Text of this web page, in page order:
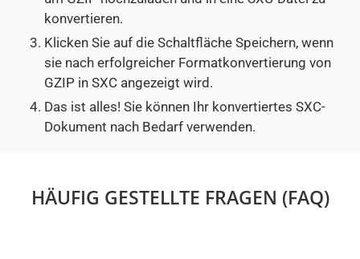
konvertieren.
Klicken Sie auf die Schaltfläche Speichern, wenn
sie nach erfolgreicher Formatkonvertierung von
GZIP in SXC angezeigt wird.
Das ist alles! Sie können Ihr konvertiertes SXC-
Dokument nach Bedarf verwenden.
HÄUFIG GESTELLTE FRAGEN (FAQ)